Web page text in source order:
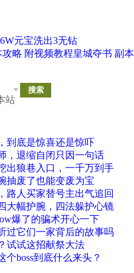
6W元宝洗出3无钻
皇城夺书 副
站
到底是惊喜还是惊吓
，退缩自闭只因一句话
出狼巷入口，一千万到手
抽废了也能变废为宝
路人买家替号主出气追回
大幅护腕，四法躲护心镜
爆了的骗术开心一下
过它们一家背后的故事吗
试试这招献祭大法
个boss到底什么来头？